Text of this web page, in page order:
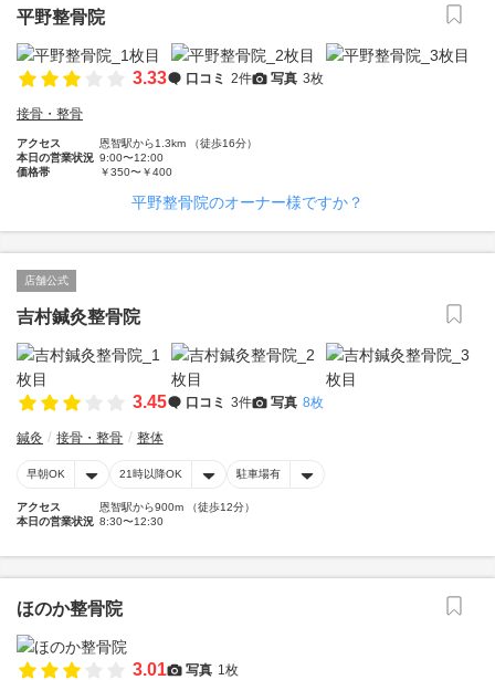
平野整骨院
3.33 口コミ 2件 写真 3枚
接骨・整骨
アクセス
恩智駅から1.3km （徒歩16分）
本日の営業状況 9:00〜12:00
価格帯
￥350〜￥400
平野整骨院のオーナー様ですか？
店舗公式
吉村鍼灸整骨院
3.45 口コミ 3件 写真 8枚
鍼灸 接骨・整骨 整体
早朝OK 21時以降OK 駐車場有
アクセス
恩智駅から900m （徒歩12分）
本日の営業状況 8:30〜12:30
ほのか整骨院
3.01 写真 1枚